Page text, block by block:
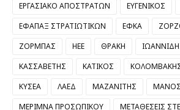
ΕΡΓΑΣΙΑΚΟ ΑΠΟΣΤΡΑΤΩΝ
ΕΥΓΕΝΙΚΟΣ
ΕΦΑΠΑΞ ΣΤΡΑΤΙΩΤΙΚΩΝ
ΕΦΚΑ
ΖΟΡΜΠΑΣ
ΗΕΕ ΘΡΑΚΗ
ΚΑΣΣΑΒΕΤΗΣ
ΚΑΤΙΚΟΣ
ΚΥΣΕΑ
ΛΑΕΔ ΜΑΖΑΝΙΤΗΣ ΜΑΝΟΣ
ΜΕΡΙΜΝΑ ΠΡΟΣΩΠΙΚΟΥ
ΜΕΤΑΘΕΣΕΙΣ